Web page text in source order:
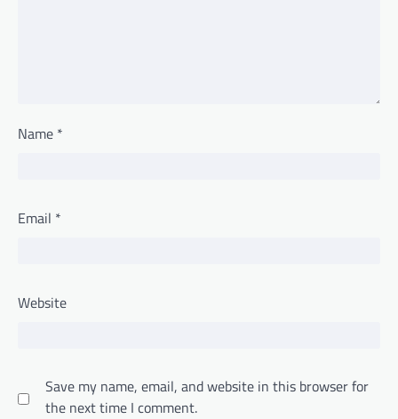
Name *
Email *
Website
Save my name, email, and website in this browser for
the next time I comment.